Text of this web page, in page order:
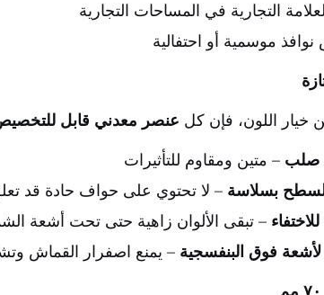
التجارية في المساحات التجارية
موسمية أو احتفالية
اللون، فإن كل عنصر معدني قابل للتخصيص
– متين ومقاوم للتأثيرات
بسلاسة – لا تحتوي على حواف حادة قد
– تبقى الألوان زاهية حتى تحت أشعة
فوق البنفسجية – يمنع اصفرار القماش